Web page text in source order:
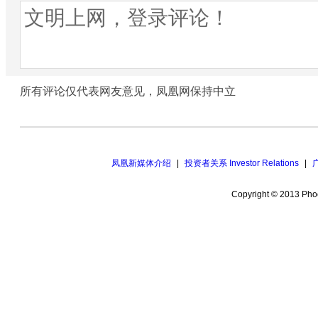
所有评论仅代表网友意见，凤凰网保持中立
凤凰新媒体介绍 投资者关系 Investor Relations
Copyright © 2013